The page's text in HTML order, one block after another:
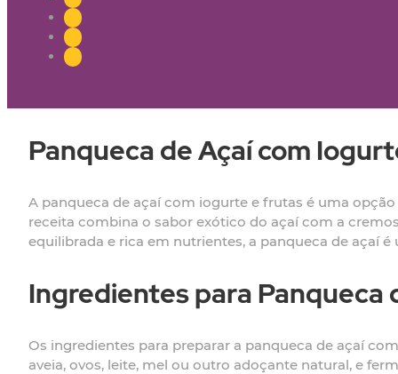
Panqueca de Açaí com
A panqueca de açaí com iogurte e frutas é uma
receita combina o sabor exótico do açaí com a
equilibrada e rica em nutrientes, a panqueca de açaí
Ingredientes para Panqueca
Os ingredientes para preparar a panqueca de açaí
aveia, ovos, leite, mel ou outro adoçante natural, e